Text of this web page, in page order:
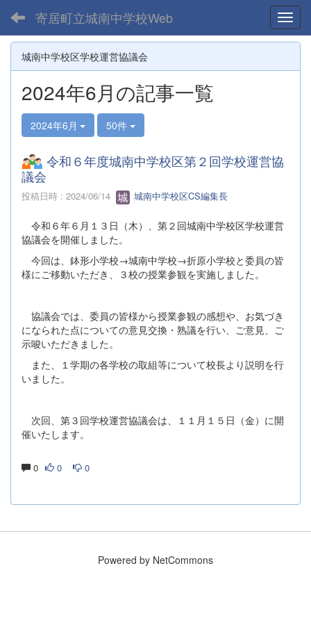
寄居町立城南中学校Web
城南中学校区学校運営協議会
2024年6月の記事一覧
2024年6月 50件
令和６年度城南中学校区第２回学校運営協
議会
投稿日時 : 2024/06/14 城南中学校区CS編集長
令和６年６月１３日（木）、第２回城南中学校区学校運営
協議会を開催しました。
今回は、鉢形小学校→城南中学校→折原小学校と委員の皆
様にご移動いただき、３校の授業参観を実施しました。
協議会では、委員の皆様から授業参観の感想や、お気づき
になられた点についての意見交換・熟議を行い、ご意見、ご
示唆いただきました。
また、１学期の各学校の取組等について校長より説明を行
いました。
次回、第３回学校運営協議会は、１１月１５日（金）に開
催いたします。
0 0 0
Powered by NetCommons